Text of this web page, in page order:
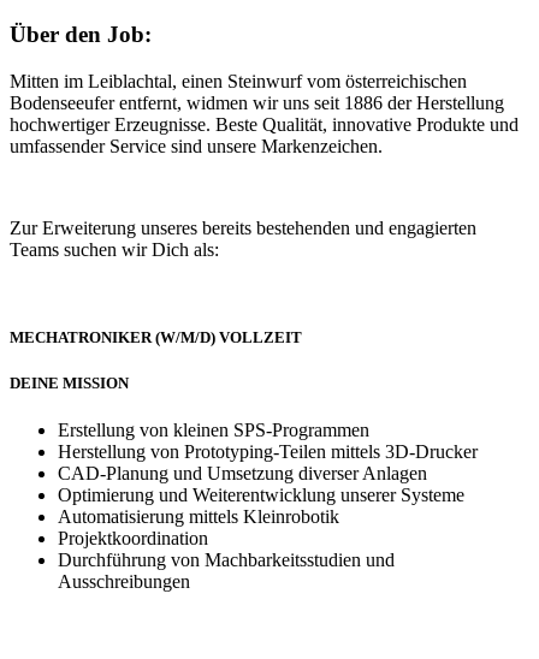
Über den Job:
Mitten im Leiblachtal, einen Steinwurf vom österreichischen
Bodenseeufer entfernt, widmen wir uns seit 1886 der Herstellung
hochwertiger Erzeugnisse. Beste Qualität, innovative Produkte und
umfassender Service sind unsere Markenzeichen.
Zur Erweiterung unseres bereits bestehenden und engagierten
Teams suchen wir Dich als:
MECHATRONIKER (W/M/D) VOLLZEIT
DEINE MISSION
Erstellung von kleinen SPS-Programmen
Herstellung von Prototyping-Teilen mittels 3D-Drucker
CAD-Planung und Umsetzung diverser Anlagen
Optimierung und Weiterentwicklung unserer Systeme
Automatisierung mittels Kleinrobotik
Projektkoordination
Durchführung von Machbarkeitsstudien und
Ausschreibungen